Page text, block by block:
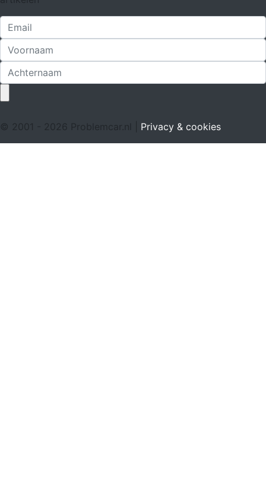
© 2001 - 2026 Problemcar.nl | Privacy & cookies